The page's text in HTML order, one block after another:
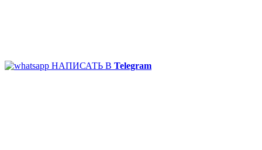
НАПИСАТЬ В Telegram